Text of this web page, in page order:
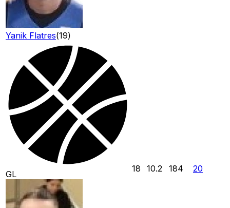
Yanik Flatres(19)
GL
18 10.2 184 20